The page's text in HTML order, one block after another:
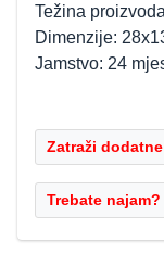
Težina
Dimenzije:
Jamstvo: 24